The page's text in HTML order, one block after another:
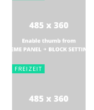
FREIZEIT